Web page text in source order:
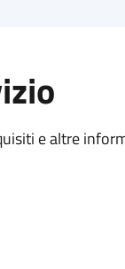
e altre